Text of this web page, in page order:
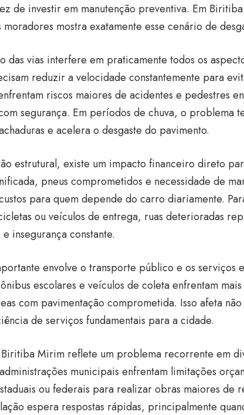
de investir em manutenção preventiva. Em
mostra exatamente esse cenário de
das vias interfere em praticamente todos os
reduzir a velocidade constantemente para
riscos maiores de acidentes e pedestres
segurança. Em períodos de chuva, o problema
e acelera o desgaste do pavimento.
estrutural, existe um impacto financeiro direto
pneus comprometidos e necessidade de
para quem depende do carro diariamente.
ou veículos de entrega, ruas deterioradas
insegurança constante.
envolve o transporte público e os serviços
escolares e veículos de coleta enfrentam
com pavimentação comprometida. Isso afeta
de serviços fundamentais para a cidade.
Mirim reflete um problema recorrente em
municipais enfrentam limitações
ou federais para realizar obras maiores de
espera respostas rápidas, principalmente